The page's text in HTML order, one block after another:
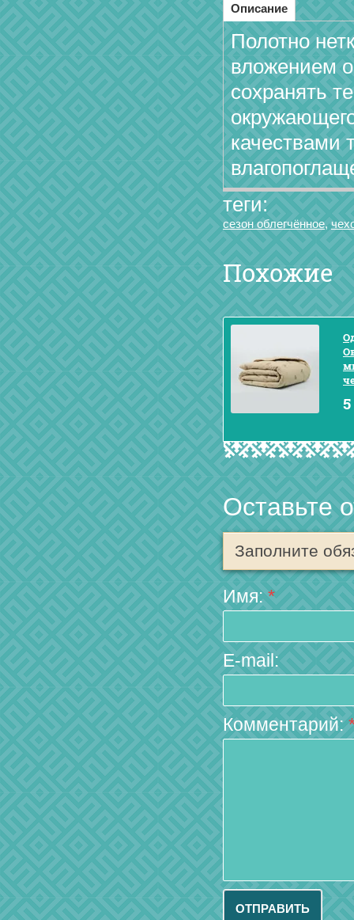
Описание
Полотно
вложением
сохранять
качествами
теги:
сезон облегчённое,
Похожие
Оставьте
Заполните
Имя:*
E-mail:
Комментарий: